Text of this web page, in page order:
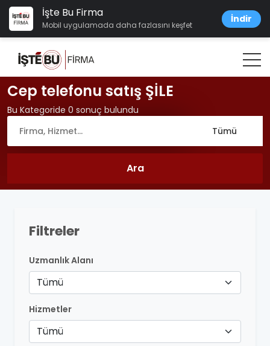
İşte Bu Firma
Mobil uygulamada daha fazlasını keşfet
İndir
Cep telefonu satış ŞİLE
Bu Kategoride 0 sonuç bulundu
Filtreler
Uzmanlık Alanı
Tümü
Hizmetler
Tümü